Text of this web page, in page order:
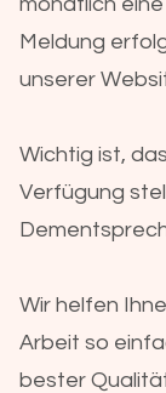
Meldung
unserer
Wichtig ist,
Verfügung
Wir helfen
Arbeit so
bester